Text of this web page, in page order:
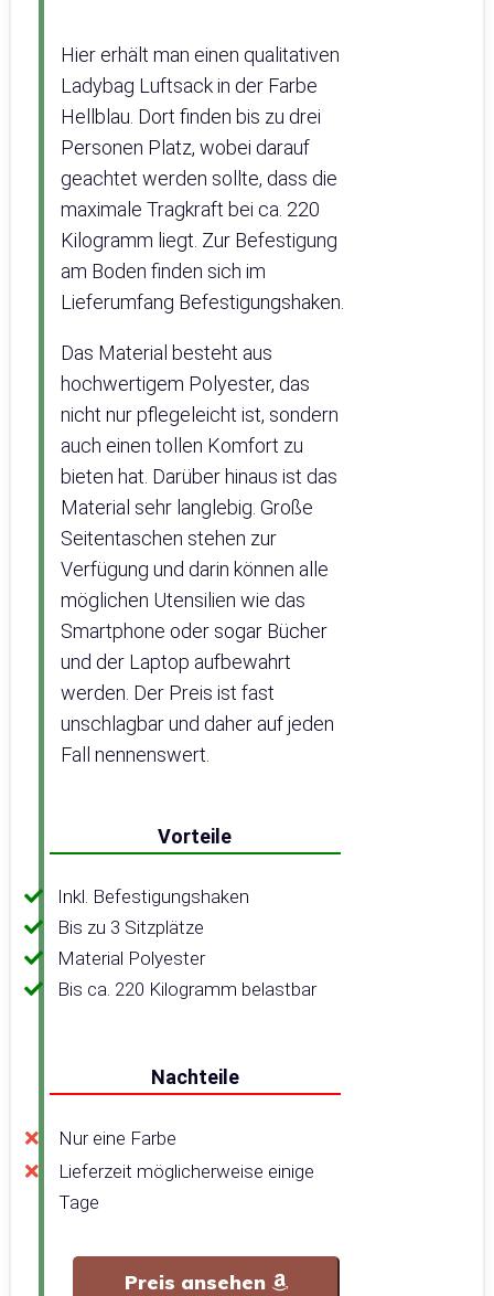
Hier erhält man einen qualitativen
Ladybag Luftsack in der Farbe
Hellblau. Dort finden bis zu drei
Personen Platz, wobei darauf
geachtet werden sollte, dass die
maximale Tragkraft bei ca. 220
Kilogramm liegt. Zur Befestigung
am Boden finden sich im
Lieferumfang Befestigungshaken.
Das Material besteht aus
hochwertigem Polyester, das
nicht nur pflegeleicht ist, sondern
auch einen tollen Komfort zu
bieten hat. Darüber hinaus ist das
Material sehr langlebig. Große
Seitentaschen stehen zur
Verfügung und darin können alle
möglichen Utensilien wie das
Smartphone oder sogar Bücher
und der Laptop aufbewahrt
werden. Der Preis ist fast
unschlagbar und daher auf jeden
Fall nennenswert.
Vorteile
Inkl. Befestigungshaken
Bis zu 3 Sitzplätze
Material Polyester
Bis ca. 220 Kilogramm belastbar
Nachteile
Nur eine Farbe
Lieferzeit möglicherweise einige
Tage
Preis ansehen